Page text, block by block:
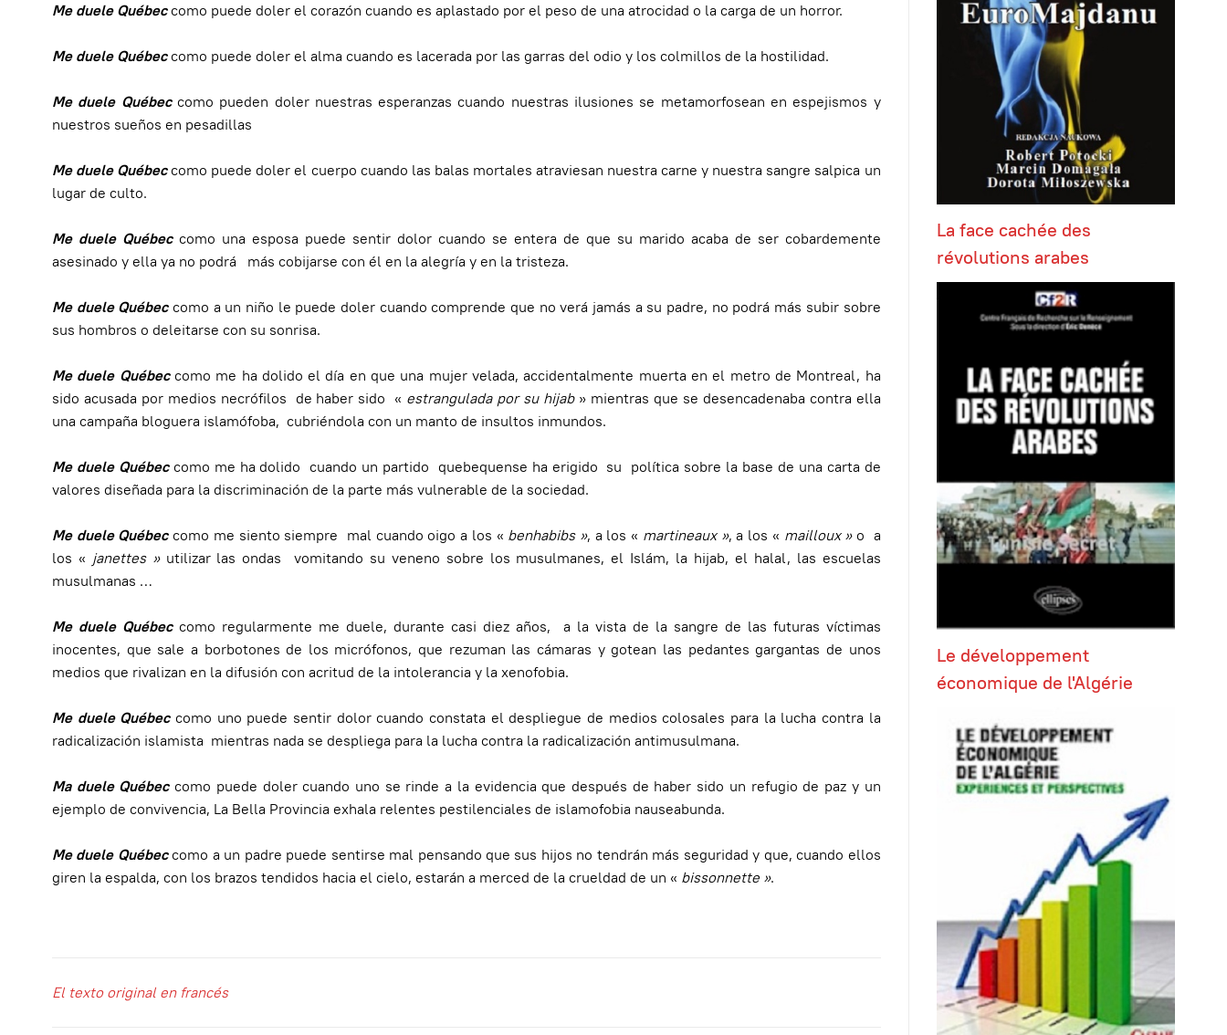
Me duele Québeccomo puede doler el corazón cuando es aplastado por el peso de una atrocidad o la carga de un horror.
Me duele Québeccomo puede doler el alma cuando es lacerada por las garras del odio y los colmillos de la hostilidad.
Me duele Québec como pueden doler nuestras esperanzas cuando nuestras ilusiones se metamorfosean en espejismos y
nuestros sueños en pesadillas
Me duele Québeccomo puede doler el cuerpo cuando las balas mortales atraviesan nuestra carne y nuestra sangre salpica un
lugar de culto.
Me duele Québeccomo una esposa puede sentir dolor cuando se entera de que su marido acaba de ser cobardemente
asesinado y ella ya no podrá más cobijarse con él en la alegría y en la tristeza.
Me duele Québeccomo a un niño le puede doler cuando comprende que no verá jamás a su padre, no podrá más subir sobre
sus hombros o deleitarse con su sonrisa.
Me duele Québeccomo me ha dolido el día en que una mujer velada, accidentalmente muerta en el metro de Montreal, ha
sido acusada por medios necrófilos de haber sido « estrangulada por su hijab» mientras que se desencadenaba contra ella
una campaña bloguera islamófoba, cubriéndola con un manto de insultos inmundos.
Me duele Québeccomo me ha dolido cuando un partido quebequense ha erigido su política sobre la base de una carta de
valores diseñada para la discriminación de la parte más vulnerable de la sociedad.
Me duele Québec como me siento siempre mal cuando oigo a los « benhabibs », a los « martineaux », a los « mailloux »o a
los « janettes »utilizar las ondas vomitando su veneno sobre los musulmanes, el Islám, la hijab, el halal, las escuelas
musulmanas …
Me duele Québeccomo regularmente me duele, durante casi diez años, a la vista de la sangre de las futuras víctimas
inocentes, que sale a borbotones de los micrófonos, que rezuman las cámaras y gotean las pedantes gargantas de unos
medios que rivalizan en la difusión con acritud de la intolerancia y la xenofobia.
Me duele Québeccomo uno puede sentir dolor cuando constata el despliegue de medios colosales para la lucha contra la
radicalización islamista mientras nada se despliega para la lucha contra la radicalización antimusulmana.
Ma duele Québec como puede doler cuando uno se rinde a la evidencia que después de haber sido un refugio de paz y un
ejemplo de convivencia, La Bella Provincia exhala relentes pestilenciales de islamofobia nauseabunda.
Me duele Québeccomo a un padre puede sentirse mal pensando que sus hijos no tendrán más seguridad y que, cuando ellos
giren la espalda, con los brazos tendidos hacia el cielo, estarán a merced de la crueldad de un « bissonnette ».
El texto original en francés
La face cachée des
révolutions arabes
Le développement
économique de l'Algérie